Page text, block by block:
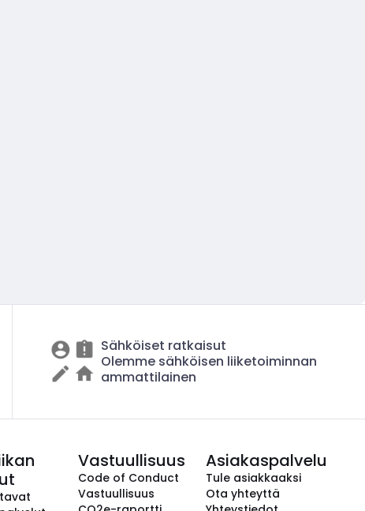
Sähköiset ratkaisut
Olemme sähköisen liiketoiminnan
ammattilainen
Vastuullisuus
Code of Conduct
Vastuullisuus
Asiakaspalvelu
Tule asiakkaaksi
Ota yhteyttä